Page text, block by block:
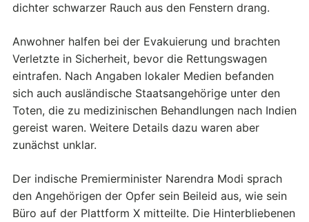
dichter schwarzer Rauch aus den Fenstern drang.
Anwohner halfen bei der Evakuierung und brachten
Verletzte in Sicherheit, bevor die Rettungswagen
eintrafen. Nach Angaben lokaler Medien befanden
sich auch ausländische Staatsangehörige unter den
Toten, die zu medizinischen Behandlungen nach Indien
gereist waren. Weitere Details dazu waren aber
zunächst unklar.
Der indische Premierminister Narendra Modi sprach
den Angehörigen der Opfer sein Beileid aus, wie sein
Büro auf der Plattform X mitteilte. Die Hinterbliebenen